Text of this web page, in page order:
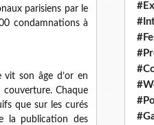
parisiens par le
condamnations à
vit son âge d’or en
couverture. Chaque
que sur les curés
la publication des